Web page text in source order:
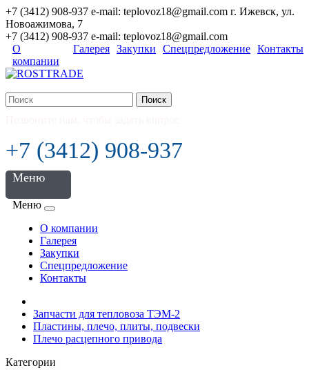
+7 (3412) 908-937 e-mail: teplovoz18@gmail.com г. Ижевск, ул.
Новоажимова, 7
+7 (3412) 908-937 e-mail: teplovoz18@gmail.com
О
компании
Галерея Закупки Спецпредложение Контакты
Поиск
+7 (3412) 908-937
Меню
Меню
О компании
Галерея
Закупки
Спецпредложение
Контакты
Запчасти для тепловоза ТЭМ-2
Пластины, плечо, плиты, подвески
Плечо расцепного привода
Категории